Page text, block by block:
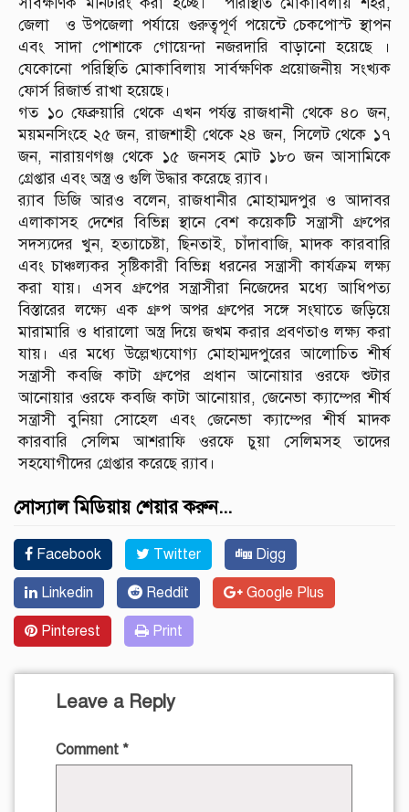
জেলা ও উপজেলা পর্যায়ে গুরুত্বপূর্ণ পয়েন্টে চেকপোস্ট স্থাপন
এবং সাদা পোশাকে গোয়েন্দা নজরদারি বাড়ানো হয়েছে ।
যেকোনো পরিস্থিতি মোকাবিলায় সার্বক্ষণিক প্রয়োজনীয় সংখ্যক
ফোর্স রিজার্ভ রাখা হয়েছে।
গত ১০ ফেব্রুয়ারি থেকে এখন পর্যন্ত রাজধানী থেকে ৪০ জন,
ময়মনসিংহে ২৫ জন, রাজশাহী থেকে ২৪ জন, সিলেট থেকে ১৭
জন, নারায়ণগঞ্জ থেকে ১৫ জনসহ মোট ১৮০ জন আসামিকে
গ্রেপ্তার এবং অস্ত্র ও গুলি উদ্ধার করেছে র‍্যাব।
র‍্যাব ডিজি আরও বলেন, রাজধানীর মোহাম্মদপুর ও আদাবর
এলাকাসহ দেশের বিভিন্ন স্থানে বেশ কয়েকটি সন্ত্রাসী গ্রুপের
সদস্যদের খুন, হত্যাচেষ্টা, ছিনতাই, চাঁদাবাজি, মাদক কারবারি
এবং চাঞ্চল্যকর সৃষ্টিকারী বিভিন্ন ধরনের সন্ত্রাসী কার্যক্রম লক্ষ্য
করা যায়। এসব গ্রুপের সন্ত্রাসীরা নিজেদের মধ্যে আধিপত্য
বিস্তারের লক্ষ্যে এক গ্রুপ অপর গ্রুপের সঙ্গে সংঘাতে জড়িয়ে
মারামারি ও ধারালো অস্ত্র দিয়ে জখম করার প্রবণতাও লক্ষ্য করা
যায়। এর মধ্যে উল্লেখ্যযোগ্য মোহাম্মদপুরের আলোচিত শীর্ষ
সন্ত্রাসী কবজি কাটা গ্রুপের প্রধান আনোয়ার ওরফে শুটার
আনোয়ার ওরফে কবজি কাটা আনোয়ার, জেনেভা ক্যাম্পের শীর্ষ
সন্ত্রাসী বুনিয়া সোহেল এবং জেনেভা ক্যাম্পের শীর্ষ মাদক
কারবারি সেলিম আশরাফি ওরফে চুয়া সেলিমসহ তাদের
সহযোগীদের গ্রেপ্তার করেছে র‍্যাব।
সোস্যাল মিডিয়ায় শেয়ার করুন...
Facebook Twitter Digg
Linkedin Reddit Google Plus
Pinterest Print
Leave a Reply
Comment *